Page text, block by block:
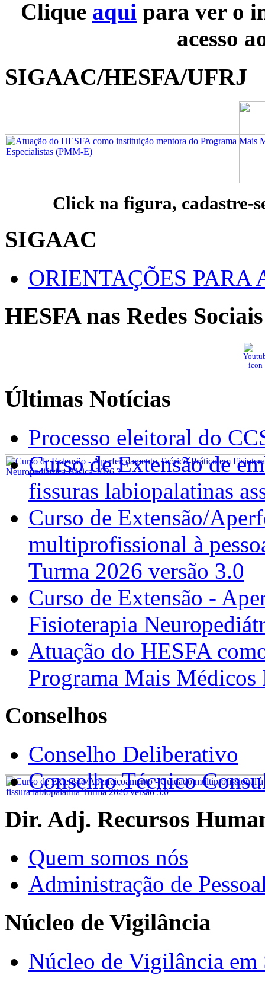
Clique aqui para ver o
acesso
SIGAAC/HESFA/UFRJ
Click na figura, cadastre-
SIGAAC
ORIENTAÇÕES PARA
HESFA nas Redes Sociais
Últimas Notícias
Processo eleitoral do
Curso de Extensão de
fissuras labiopalatinas
Curso de Extensão/
multiprofissional à
Turma 2026 versão 3.0
Curso de Extensão -
Fisioterapia
Atuação do HESFA
Programa Mais
Conselhos
Conselho Deliberativo
Conselho Técnico
Dir. Adj. Recursos
Quem somos nós
Administração de
Núcleo de Vigilância
Núcleo de Vigilância em